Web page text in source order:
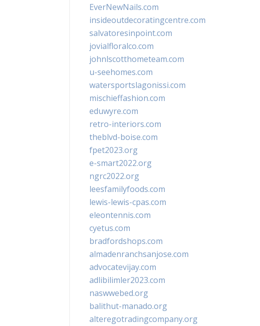
EverNewNails.com
insideoutdecoratingcentre.com
salvatoresinpoint.com
jovialfloralco.com
johnlscotthometeam.com
u-seehomes.com
watersportslagonissi.com
mischieffashion.com
eduwyre.com
retro-interiors.com
theblvd-boise.com
fpet2023.org
e-smart2022.org
ngrc2022.org
leesfamilyfoods.com
lewis-lewis-cpas.com
eleontennis.com
cyetus.com
bradfordshops.com
almadenranchsanjose.com
advocatevijay.com
adlibilimler2023.com
naswwebed.org
balithut-manado.org
alteregotradingcompany.org